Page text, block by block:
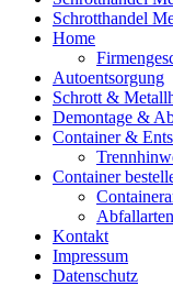
Schrotthandel
Home
Autoentsorgung
Schrott &
Demontage &
Container &
Container
Abfallarten
Kontakt
Impressum
Datenschutz